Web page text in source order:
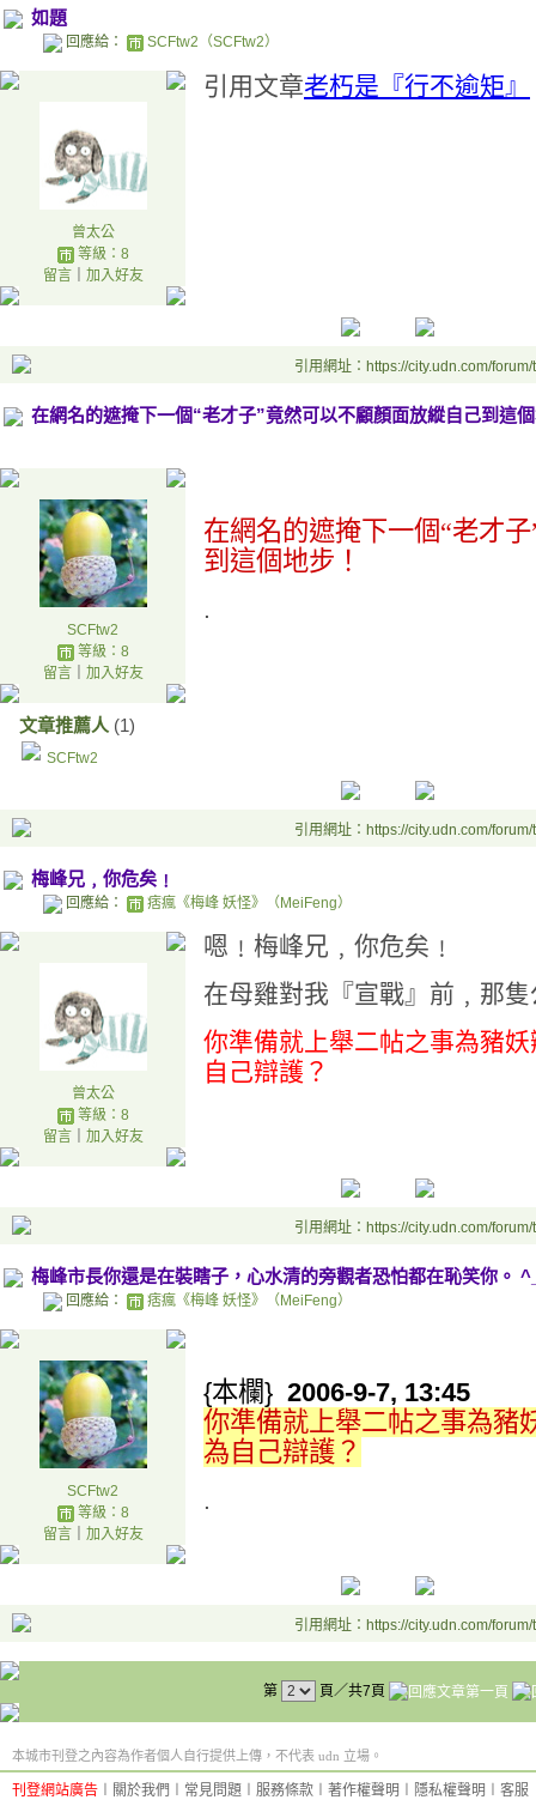
如題
回應給： SCFtw2（SCFtw2）
曾太公
等級：8
留言｜ 加入好友
引用文章老朽是『行不逾矩』
引用網址：https://city.udn.com/
在網名的遮掩下一個“老才子”竟然可以不顧顏面放縱自己到這
SCFtw2
等級：8
留言｜ 加入好友
文章推薦人 (1)
SCFtw2
在網名的遮掩下一個“老才子
到這個地步！
.
引用網址：https://city.udn.com/
梅峰兄﹐你危矣﹗
回應給： 痞瘋《梅峰 妖怪》（MeiFeng）
曾太公
等級：8
留言｜ 加入好友
嗯﹗梅峰兄﹐你危矣﹗
在母雞對我『宣戰』前﹐那
你準備就上舉二帖之事為豬
自己辯護？
引用網址：https://city.udn.com/
梅峰市長你還是在裝瞎子，心水清的旁觀者恐怕都在恥笑你。
回應給： 痞瘋《梅峰 妖怪》（MeiFeng）
SCFtw2
等級：8
留言｜ 加入好友
{本欄} 2006-9-7, 13:45
你準備就上舉二帖之事為豬
為自己辯護？
.
引用網址：https://city.udn.com/
第 頁／共7頁
本城市刊登之內容為作者個人自行提供上傳，不代表 udn 立場。
刊登網站廣告 關於我們 常見問題 服務條款 著作權聲明 隱私權聲明 客服